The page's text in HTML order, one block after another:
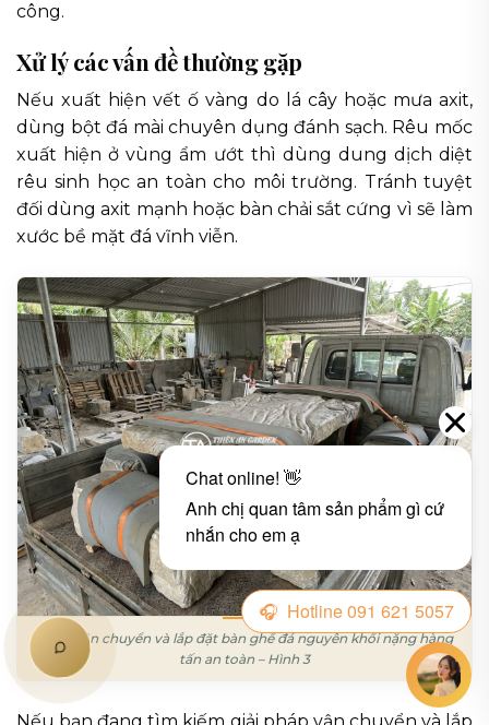
công.
Xử lý các vấn đề thường gặp
Nếu xuất hiện vết ố vàng do lá cây hoặc mưa axit,
dùng bột đá mài chuyên dụng đánh sạch. Rêu mốc
xuất hiện ở vùng ẩm ướt thì dùng dung dịch diệt
rêu sinh học an toàn cho môi trường. Tránh tuyệt
đối dùng axit mạnh hoặc bàn chải sắt cứng vì sẽ làm
xước bề mặt đá vĩnh viễn.
Cách vận chuyển và lắp đặt bàn ghế đá nguyên khối nặng hàng
tấn an toàn – Hình 3